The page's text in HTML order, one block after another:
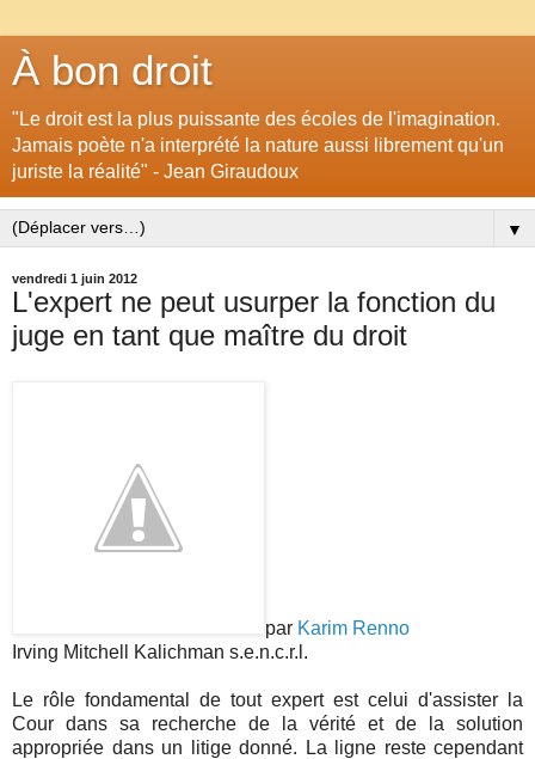
À bon droit
"Le droit est la plus puissante des écoles de l'imagination.
Jamais poète n'a interprété la nature aussi librement qu'un
juriste la réalité" - Jean Giraudoux
▼
vendredi 1 juin 2012
L'expert ne peut usurper la fonction du
juge en tant que maître du droit
par Karim Renno
Irving Mitchell Kalichman s.e.n.c.r.l.
Le rôle fondamental de tout expert est celui d'assister la
Cour dans sa recherche de la vérité et de la solution
appropriée dans un litige donné. La ligne reste cependant